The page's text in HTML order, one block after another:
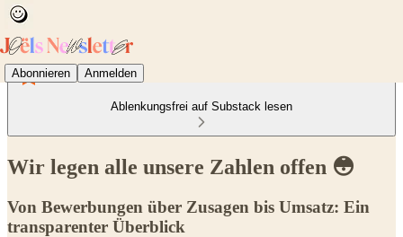
Abonnieren Anmelden
Ablenkungsfrei auf Substack lesen
Wir legen alle unsere Zahlen offen 😳
Von Bewerbungen über Zusagen bis Umsatz: Ein
transparenter Überblick